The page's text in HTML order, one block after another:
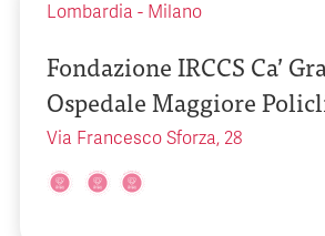
Lombardia - Milano
Fondazione IRCCS Ca’
Ospedale Maggiore
Via Francesco Sforza, 28